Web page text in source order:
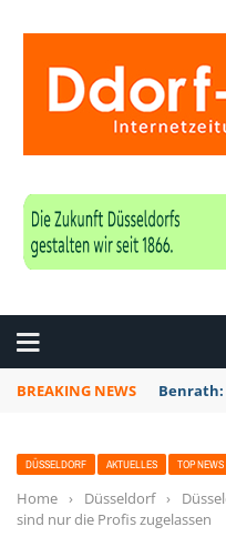
BREAKING NEWS Benrath:
DÜSSELDORF AKTUELLES TOP NEWS
Home › Düsseldorf ›
sind nur die Profis zugelassen